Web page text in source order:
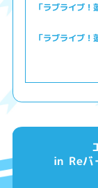
「ラブライブ
「ラブライブ
in Re